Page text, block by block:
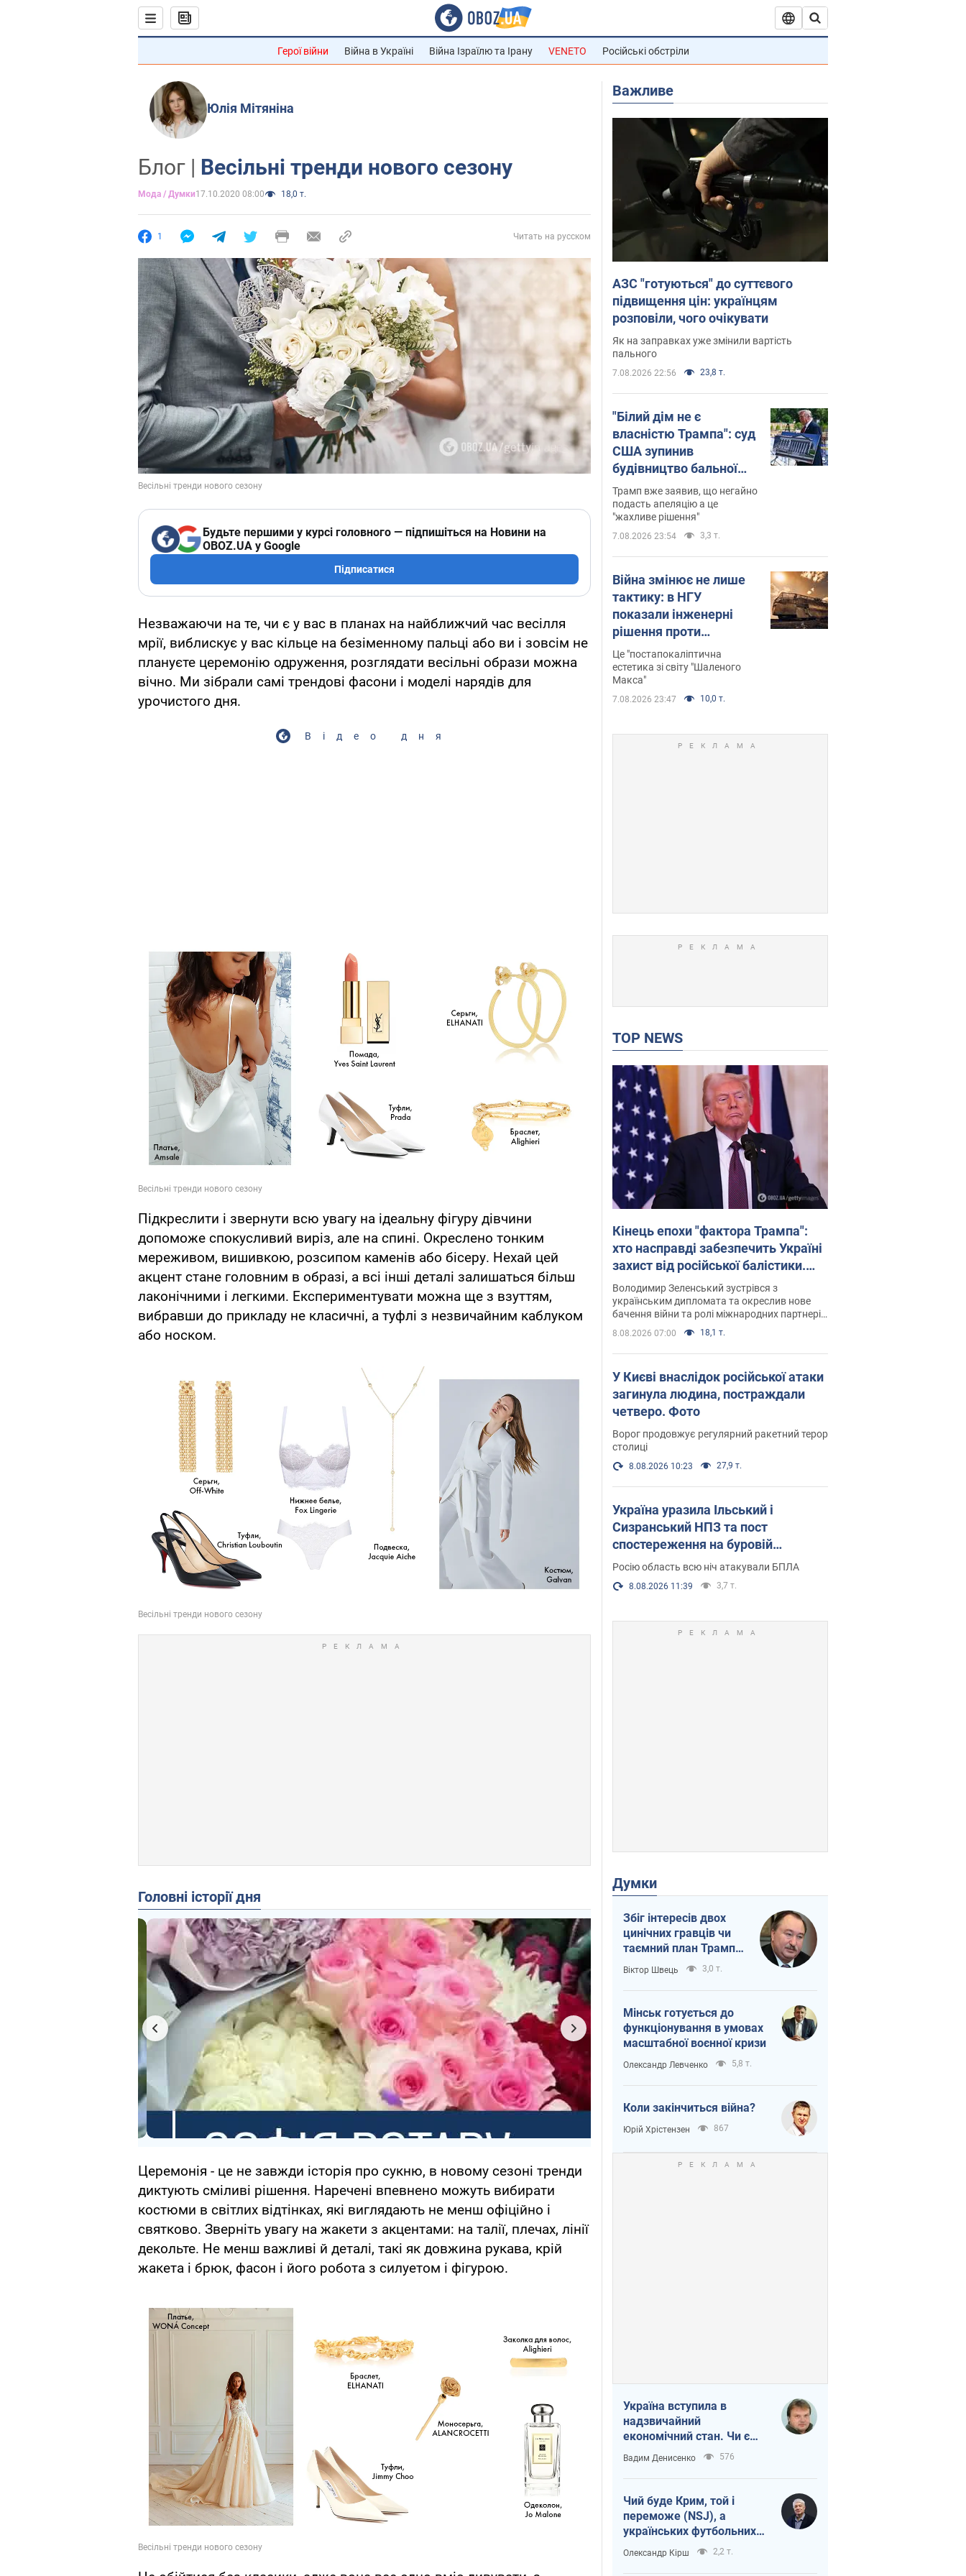
Герої війни Війна в Україні Війна Ізраїлю та Ірану VENETO Російські обстріли
Юлія Мітяніна
Блог | Весільні тренди нового сезону
Мода / Думки17.10.2020 08:00 18,0 т.
1 Читать на русском
Будьте першими у курсі головного — підпишіться на Новини на
OBOZ.UA у Google
Підписатися
Незважаючи на те, чи є у вас в планах на найближчий час весілля
мрії, виблискує у вас кільце на безіменному пальці або ви і зовсім не
плануєте церемонію одруження, розглядати весільні образи можна
вічно. Ми зібрали самі трендові фасони і моделі нарядів для
урочистого дня.
Відео дня
Підкреслити і звернути всю увагу на ідеальну фігуру дівчини
допоможе спокусливий виріз, але на спині. Окреслено тонким
мереживом, вишивкою, розсипом каменів або бісеру. Нехай цей
акцент стане головним в образі, а всі інші деталі залишаться більш
лаконічними і легкими. Експериментувати можна ще з взуттям,
вибравши до прикладу не класичні, а туфлі з незвичайним каблуком
або носком.
Головні історії дня
Церемонія - це не завжди історія про сукню, в новому сезоні тренди
диктують сміливі рішення. Наречені впевнено можуть вибирати
костюми в світлих відтінках, які виглядають не менш офіційно і
святково. Зверніть увагу на жакети з акцентами: на талії, плечах, лінії
декольте. Не менш важливі й деталі, такі як довжина рукава, крій
жакета і брюк, фасон і його робота з силуетом і фігурою.
Важливе
АЗС "готуються" до суттєвого
підвищення цін: українцям
розповіли, чого очікувати
Як на заправках уже змінили вартість
пального
7.08.2026 22:56 23,8 т.
"Білий дім не є
власністю Трампа": суд
США зупинив
будівництво бальної
зали за $400 млн
Трамп вже заявив, що негайно
подасть апеляцію а це
"жахливе рішення"
7.08.2026 23:54 3,3 т.
Війна змінює не лише
тактику: в НГУ
показали інженерні
рішення проти
російських FPV-дронів.
Фото
Це "постапокаліптична
естетика зі світу "Шаленого
Макса"
7.08.2026 23:47 10,0 т.
TOP NEWS
Кінець епохи "фактора Трампа":
хто насправді забезпечить Україні
захист від російської балістики.
Інтерв’ю з Безсмертним
Володимир Зеленський зустрівся з
українським дипломата та окреслив нове
бачення війни та ролі міжнародних партнерів
у боротьбі з Росією
8.08.2026 07:00 18,1 т.
У Києві внаслідок російської атаки
загинула людина, постраждали
четверо. Фото
Ворог продовжує регулярний ракетний терор
столиці
8.08.2026 10:23 27,9 т.
Україна уразила Ільський і
Сизранський НПЗ та пост
спостереження на буровій
установці "Сиваш": Генштаб
розкрив деталі. Фото і відео
Росію область всю ніч атакували БПЛА
8.08.2026 11:39 3,7 т.
Думки
Збіг інтересів двох
цинічних гравців чи
таємний план Трампа
і Путіна?
Віктор Швець 3,0 т.
Мінськ готується до
функціонування в умовах
масштабної воєнної кризи
Олександр Левченко 5,8 т.
Коли закінчиться війна?
Юрій Хрістензен 867
Україна вступила в
надзвичайний
економічний стан. Чи є
світло вкінці тунелю?
Вадим Денисенко 576
Чий буде Крим, той і
переможе (NSJ), а
українських футбольних
чиновників можуть
назвати вбивцями
Олександр Кірш 2,2 т.